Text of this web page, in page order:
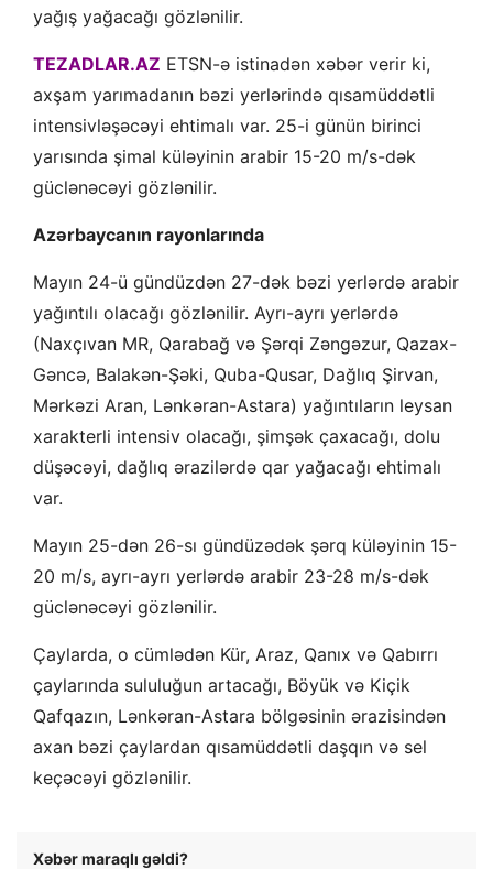
yağış yağacağı gözlənilir.
TEZADLAR.AZ ETSN-ə istinadən xəbər verir ki,
axşam yarımadanın bəzi yerlərində qısamüddətli
intensivləşəcəyi ehtimalı var. 25-i günün birinci
yarısında şimal küləyinin arabir 15-20 m/s-dək
güclənəcəyi gözlənilir.
Azərbaycanın rayonlarında
Mayın 24-ü gündüzdən 27-dək bəzi yerlərdə arabir
yağıntılı olacağı gözlənilir. Ayrı-ayrı yerlərdə
(Naxçıvan MR, Qarabağ və Şərqi Zəngəzur, Qazax-
Gəncə, Balakən-Şəki, Quba-Qusar, Dağlıq Şirvan,
Mərkəzi Aran, Lənkəran-Astara) yağıntıların leysan
xarakterli intensiv olacağı, şimşək çaxacağı, dolu
düşəcəyi, dağlıq ərazilərdə qar yağacağı ehtimalı
var.
Mayın 25-dən 26-sı gündüzədək şərq küləyinin 15-
20 m/s, ayrı-ayrı yerlərdə arabir 23-28 m/s-dək
güclənəcəyi gözlənilir.
Çaylarda, o cümlədən Kür, Araz, Qanıx və Qabırrı
çaylarında sululuğun artacağı, Böyük və Kiçik
Qafqazın, Lənkəran-Astara bölgəsinin ərazisindən
axan bəzi çaylardan qısamüddətli daşqın və sel
keçəcəyi gözlənilir.
Xəbər maraqlı gəldi?